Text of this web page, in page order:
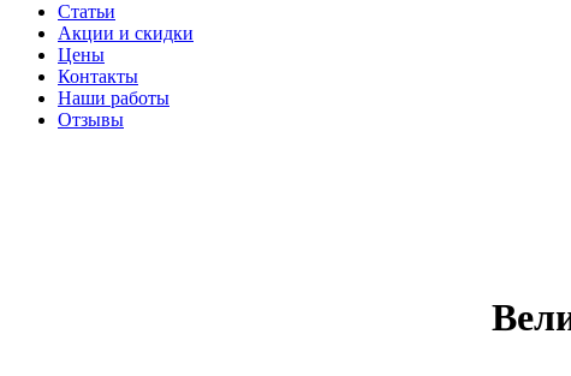
Статьи
Акции и скидки
Цены
Контакты
Наши работы
Отзывы